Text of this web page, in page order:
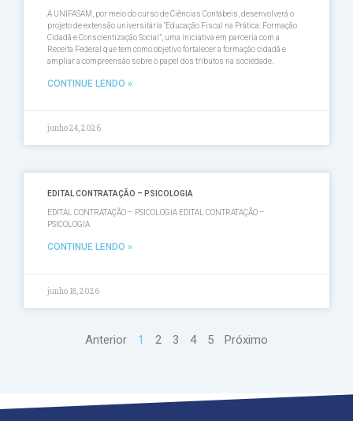
A UNIFASAM, por meio do curso de Ciências Contábeis, desenvolverá o
projeto de extensão universitária “Educação Fiscal na Prática: Formação
Cidadã e Conscientização Social”, uma iniciativa em parceria com a
Receita Federal que tem como objetivo fortalecer a formação cidadã e
ampliar a compreensão sobre o papel dos tributos na sociedade.
CONTINUE LENDO »
junho 24, 2026
EDITAL CONTRATAÇÃO – PSICOLOGIA
EDITAL CONTRATAÇÃO – PSICOLOGIA EDITAL CONTRATAÇÃO –
PSICOLOGIA
CONTINUE LENDO »
junho 18, 2026
Anterior 1 2 3 4 5 Próximo